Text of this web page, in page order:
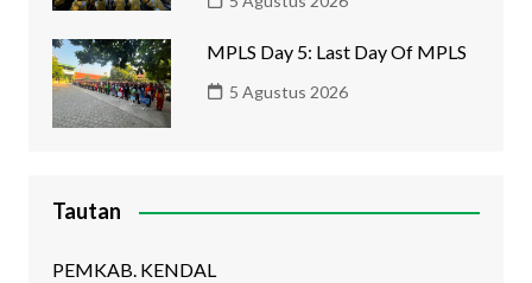
MPLS Day 5: Last Day Of MPLS
5 Agustus 2026
Tautan
PEMKAB. KENDAL